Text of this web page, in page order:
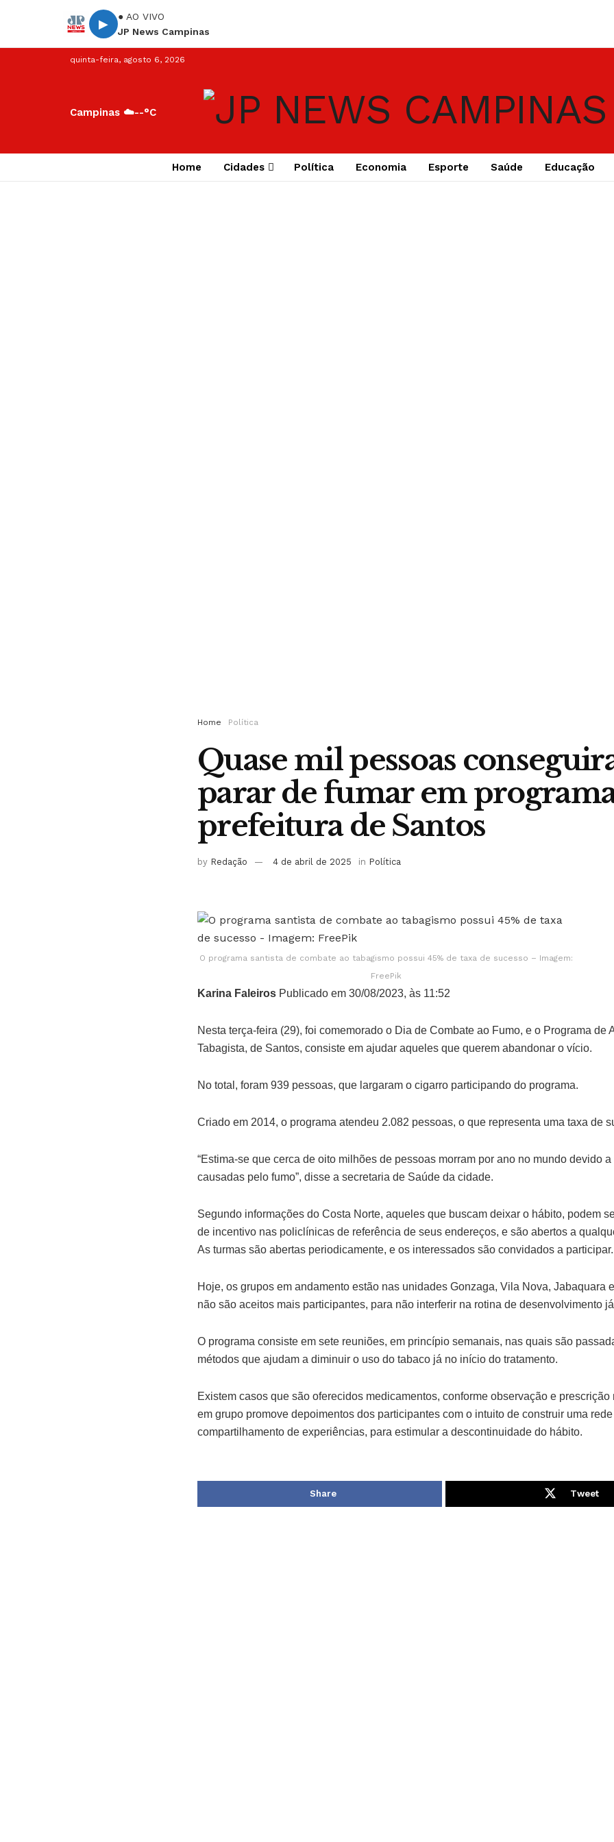
▶
● AO VIVO
JP News Campinas
quinta-feira, agosto 6, 2026
Campinas ☁️--°C
Home Cidades Política Economia Esporte Saúde Educação
Home Política
Quase mil pessoas
parar de fumar em
prefeitura de Santos
by Redação 4 de abril de 2025 in Política
O programa santista de combate ao tabagismo possui 45% de taxa de sucesso – Imagem:
FreePik
Karina Faleiros Publicado em 30/08/2023, às 11:52
Nesta terça-feira (29), foi comemorado o Dia de Combate ao Fumo, e o Programa de
Tabagista, de Santos, consiste em ajudar aqueles que querem abandonar o vício.
No total, foram 939 pessoas, que largaram o cigarro participando do programa.
Criado em 2014, o programa atendeu 2.082 pessoas, o que representa uma taxa de
“Estima-se que cerca de oito milhões de pessoas morram por ano no mundo devido
causadas pelo fumo”, disse a secretaria de Saúde da cidade.
Segundo informações do Costa Norte, aqueles que buscam deixar o hábito, podem
de incentivo nas policlínicas de referência de seus endereços, e são abertos a
As turmas são abertas periodicamente, e os interessados são convidados a participar.
Hoje, os grupos em andamento estão nas unidades Gonzaga, Vila Nova, Jabaquara
não são aceitos mais participantes, para não interferir na rotina de desenvolvimento
O programa consiste em sete reuniões, em princípio semanais, nas quais são
métodos que ajudam a diminuir o uso do tabaco já no início do tratamento.
Existem casos que são oferecidos medicamentos, conforme observação e
em grupo promove depoimentos dos participantes com o intuito de construir uma
compartilhamento de experiências, para estimular a descontinuidade do hábito.
Share Tweet